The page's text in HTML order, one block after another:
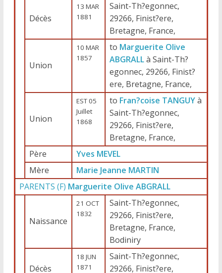
Décès
13 MAR
1881
Saint-Th?egonnec,
29266, Finist?ere,
Bretagne, France,
Union
10 MAR
1857
to Marguerite Olive
ABGRALLà Saint-Th?
egonnec, 29266, Finist?
ere, Bretagne, France,
Union
EST 05
Juillet
1868
to Fran?coise TANGUYà
Saint-Th?egonnec,
29266, Finist?ere,
Bretagne, France,
Père
Yves MEVEL
Mère
Marie Jeanne MARTIN
PARENTS (F) Marguerite Olive ABGRALL
Naissance
21 OCT
1832
Saint-Th?egonnec,
29266, Finist?ere,
Bretagne, France,
Bodiniry
Décès
18 JUN
1871
Saint-Th?egonnec,
29266, Finist?ere,